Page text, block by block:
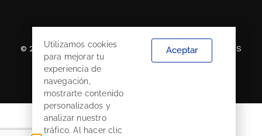
© 2026 VERITAS CORREDORES DE SEGUROS S.A. TODOS
LOS DERECHOS RESERVADOS.
Utilizamos cookies
para mejorar tu
experiencia de
navegación,
mostrarte contenido
personalizados y
analizar nuestro
tráfico. Al hacer clic
Aceptar